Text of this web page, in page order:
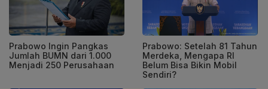
Prabowo Ingin Pangkas
Jumlah BUMN dari 1.000
Menjadi 250 Perusahaan
Prabowo: Setelah 81 Tahun
Merdeka, Mengapa RI
Belum Bisa Bikin Mobil
Sendiri?